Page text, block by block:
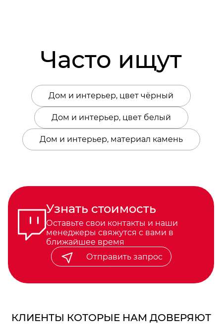
Часто ищут
Дом и интерьер, цвет чёрный
Дом и интерьер, цвет белый
Дом и интерьер, материал камень
Узнать стоимость
Оставьте свои контакты и наши
менеджеры свяжутся с вами в
ближайшее время
Отправить запрос
КЛИЕНТЫ КОТОРЫЕ НАМ ДОВЕРЯЮТ